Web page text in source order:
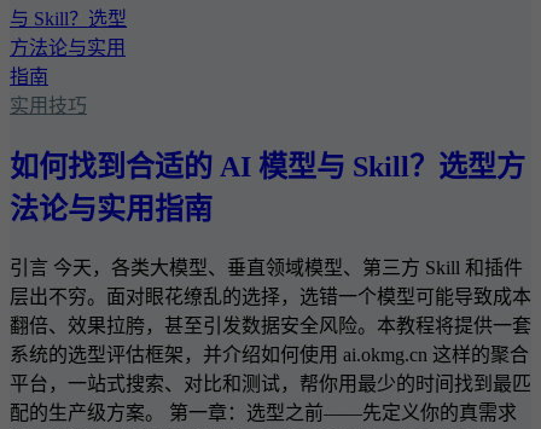
实用技巧
如何找到合适的 AI 模型与 Skill？选型方
法论与实用指南
引言 今天，各类大模型、垂直领域模型、第三方 Skill 和插件
层出不穷。面对眼花缭乱的选择，选错一个模型可能导致成本
翻倍、效果拉胯，甚至引发数据安全风险。本教程将提供一套
系统的选型评估框架，并介绍如何使用 ai.okmg.cn 这样的聚合
平台，一站式搜索、对比和测试，帮你用最少的时间找到最匹
配的生产级方案。 第一章：选型之前——先定义你的真需求